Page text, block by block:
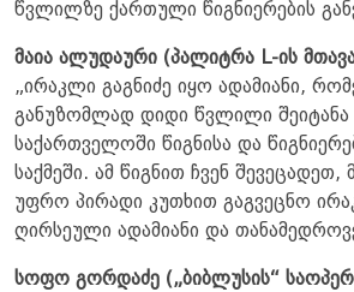
წვლილზე ქართული წიგნიერების
მაია ალუდაური (პალიტრა L-ის
„ირაკლი გაგნიძე იყო ადამიანი,
განუზომლად დიდი წვლილი შეიტანა
საქართველოში წიგნისა და
საქმეში. ამ წიგნით ჩვენ შევეცადეთ,
უფრო პირადი კუთხით გაგვეცნო
ღირსეული ადამიანი და
სოფო გორდაძე („ბიბლუსის“